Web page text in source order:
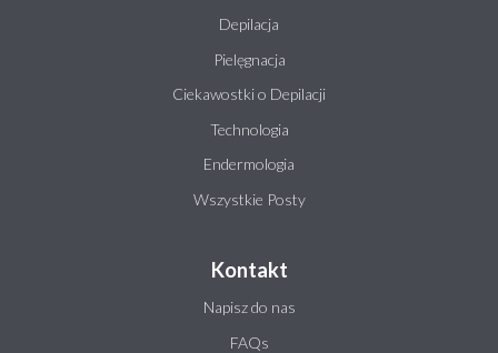
Depilacja
Pielęgnacja
Ciekawostki o Depilacji
Technologia
Endermologia
Wszystkie Posty
Kontakt
Napisz do nas
FAQs